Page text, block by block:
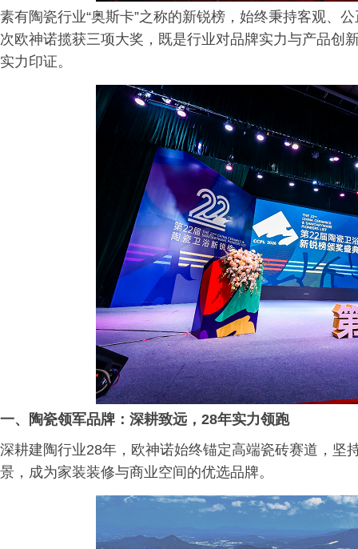
素有陶瓷行业“奥斯卡”之称的新锐榜，始终秉持客观、
次欧神诺揽获三项大奖，既是行业对品牌实力与产品创
实力印证。
一、陶瓷领军品牌：深耕致远， 28年实力领跑
深耕建陶行业28年，欧神诺始终锚定高端瓷砖赛道，坚
景，成为家装装修与商业空间的优选品牌。